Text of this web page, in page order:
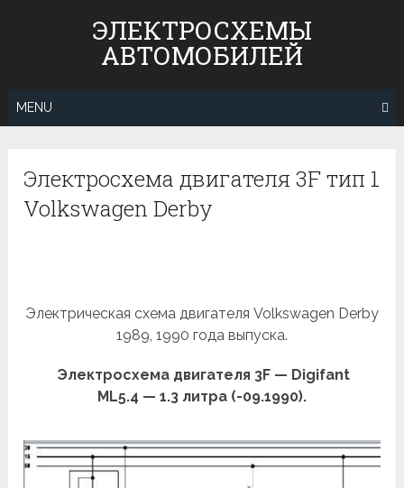
ЭЛЕКТРОСХЕМЫ
АВТОМОБИЛЕЙ
MENU
Электросхема двигателя 3F тип 1
Volkswagen Derby
Электрическая схема двигателя Volkswagen Derby
1989, 1990 года выпуска.
Электросхема двигателя 3F — Digifant
ML5.4 — 1.3 литра (-09.1990).